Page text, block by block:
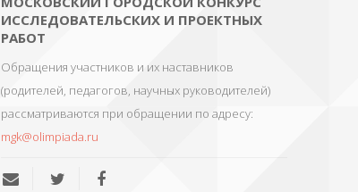
ИССЛЕДОВАТЕЛЬСКИХ И ПРОЕКТНЫХ
РАБОТ
Обращения участников и их наставников
(родителей, педагогов, научных руководителей)
рассматриваются при обращении по адресу:
mgk@olimpiada.ru